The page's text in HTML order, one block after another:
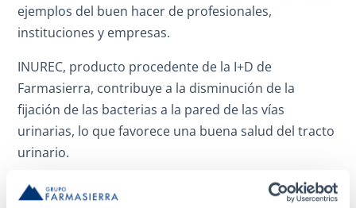
ejemplos del buen hacer de profesionales,
instituciones y empresas.
INUREC, producto procedente de la I+D de
Farmasierra, contribuye a la disminución de la
fijación de las bacterias a la pared de las vías
urinarias, lo que favorece una buena salud del tracto
urinario.
Gracias a su forma galénica en comprimidos para